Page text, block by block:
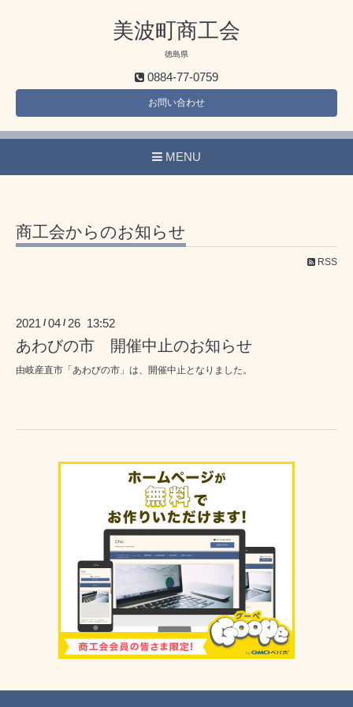
美波町商工会
徳島県
0884-77-0759
お問い合わせ
MENU
商工会からのお知らせ
RSS
2021 /04 / 26 13:52
あわびの市 開催中止のお知らせ
由岐産直市「あわびの市」は、開催中止となりました。